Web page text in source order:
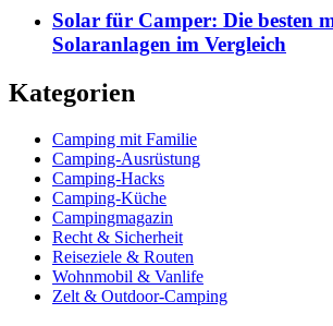
Solar für Camper: Die besten
Solaranlagen im Vergleich
Kategorien
Camping mit Familie
Camping-Ausrüstung
Camping-Hacks
Camping-Küche
Campingmagazin
Recht & Sicherheit
Reiseziele & Routen
Wohnmobil & Vanlife
Zelt & Outdoor-Camping